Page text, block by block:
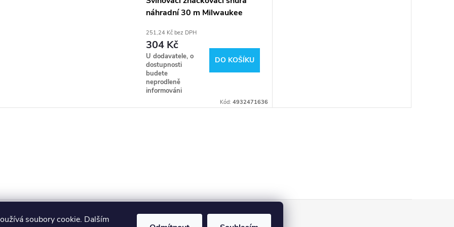
soubory cookie. Dalším
náhradní 30 m Milwaukee
251,24 Kč bez DPH
304 Kč
U dodavatele, o
dostupnosti
budete
neprodleně
informováni
DO KOŠÍKU
Kód: 4932471636
Makita Milwaukee